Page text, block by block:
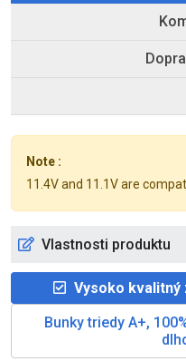
Note :
11.4V and 11.1V are
Vlastnosti produktu
Vysoko kvalitný
Bunky triedy A+,